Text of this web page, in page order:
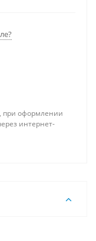
при оформлении
интернет-